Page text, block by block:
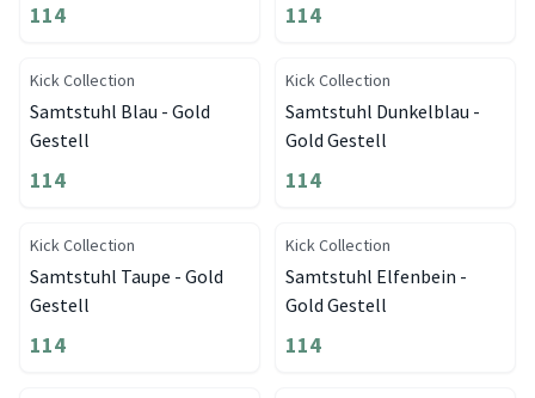
114 114
Kick Collection
Samtstuhl Blau - Gold
Gestell
114
Kick Collection
Samtstuhl Dunkelblau -
Gold Gestell
114
Kick Collection
Samtstuhl Taupe - Gold
Gestell
114
Kick Collection
Samtstuhl Elfenbein -
Gold Gestell
114